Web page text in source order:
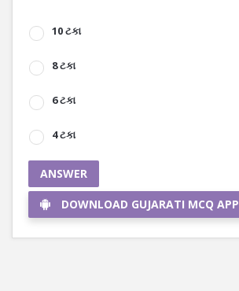
10 ટકા
8 ટકા
6 ટકા
4 ટકા
ANSWER
DOWNLOAD GUJARATI MCQ APP